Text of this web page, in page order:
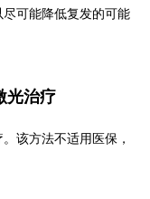
可能降低复发的可能
光治疗
该方法不适用医保，